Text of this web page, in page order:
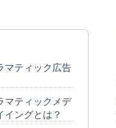
マティック広告
マティックメデ
イングとは？